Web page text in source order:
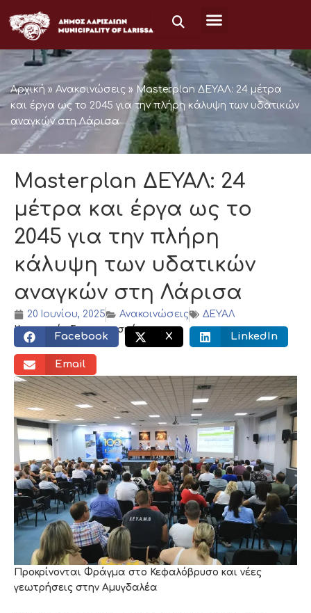
στο
περιεχόμενο
Αρχική » Ανακοινώσεις » Masterplan ΔΕΥΑΛ: 24 μέτρα
και έργα ως το 2045 για την πλήρη κάλυψη των υδατικών
αναγκών στη Λάρισα
Masterplan ΔΕΥΑΛ: 24
μέτρα και έργα ως το
2045 για την πλήρη
κάλυψη των υδατικών
αναγκών στη Λάρισα
20 Ιουνίου, 2025 Ανακοινώσεις
ΔΕΥΑΛ
Κοινωνικός διαμοιρασμός:
Facebook X LinkedIn
Email
Προκρίνονται Φράγμα στο Κεφαλόβρυσο και νέες
γεωτρήσεις στην Αμυγδαλέα